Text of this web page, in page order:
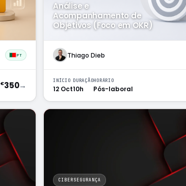
PT
€350→
Análise e
Acompanhamento de
Objetivos (Foco em OKR)
Thiago Dieb
INÍCIO
12 Oct
DURAÇÃO
10h
HORÁRIO
Pós-laboral
CIBERSEGURANÇA